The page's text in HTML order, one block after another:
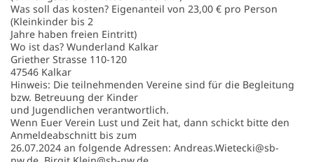
Was soll das kosten? Eigenanteil von 23,00 € pro Person
(Kleinkinder bis 2
Jahre haben freien Eintritt)
Wo ist das? Wunderland Kalkar
Griether Strasse 110-120
47546 Kalkar
Hinweis: Die teilnehmenden Vereine sind für die Begleitung
bzw. Betreuung der Kinder
und Jugendlichen verantwortlich.
Wenn Euer Verein Lust und Zeit hat, dann schickt bitte den
Anmeldeabschnitt bis zum
26.07.2024 an folgende Adressen: Andreas.Wietecki@sb-